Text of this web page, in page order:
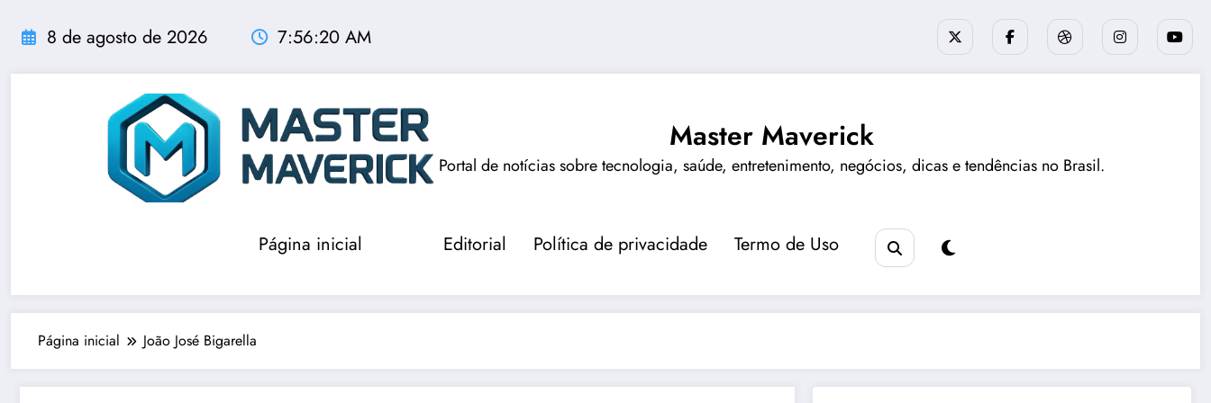
para
conteúdo
8 de agosto de 2026 7:56:20 AM
Master Maverick
Portal de notícias sobre tecnologia, saúde, entretenimento, negócios, dicas e tendências no Brasil.
Página inicial Editorial Política de privacidade Termo de Uso
Página inicial João José Bigarella